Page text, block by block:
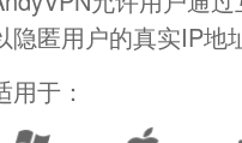
隐匿用户的真实IP地
用于：